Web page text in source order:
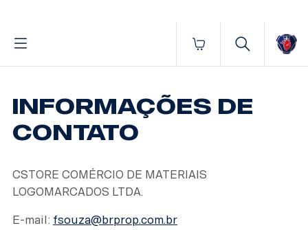
INFORMAÇÕES DE
CONTATO
CSTORE COMÉRCIO DE MATERIAIS
LOGOMARCADOS LTDA.
E-mail: fsouza@brprop.com.br